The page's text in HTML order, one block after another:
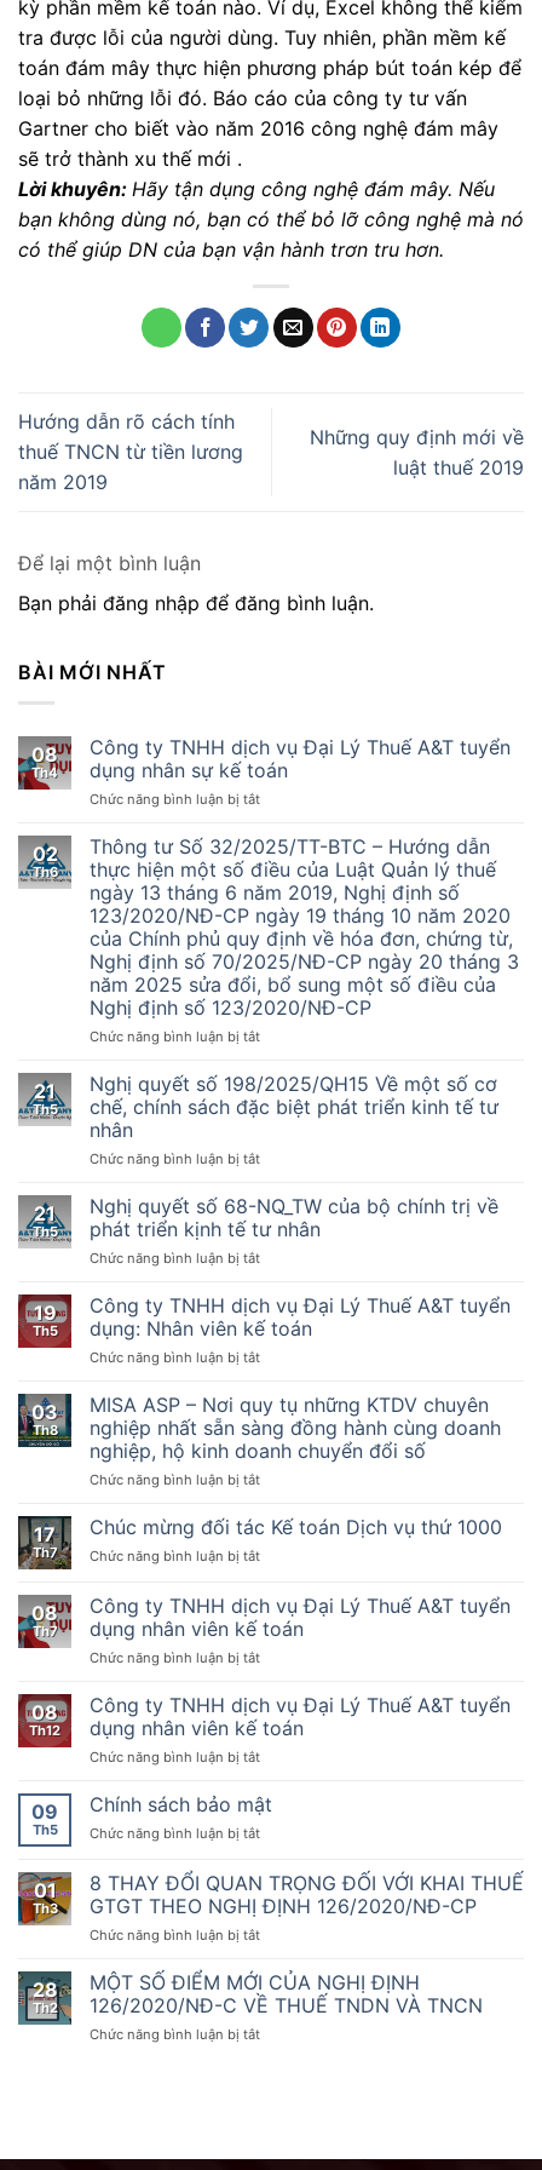
kỳ phần mềm kế toán nào. Ví dụ, Excel không thể kiểm
tra được lỗi của người dùng. Tuy nhiên, phần mềm kế
toán đám mây thực hiện phương pháp bút toán kép để
loại bỏ những lỗi đó. Báo cáo của công ty tư vấn
Gartner cho biết vào năm 2016 công nghệ đám mây
sẽ trở thành xu thế mới .
Lời khuyên: Hãy tận dụng công nghệ đám mây. Nếu
bạn không dùng nó, bạn có thể bỏ lỡ công nghệ mà nó
có thể giúp DN của bạn vận hành trơn tru hơn.
Hướng dẫn rõ cách tính
thuế TNCN từ tiền lương
năm 2019
Những quy định mới về
luật thuế 2019
Để lại một bình luận
Bạn phải đăng nhập để đăng bình luận.
BÀI MỚI NHẤT
08
Th4
Công ty TNHH dịch vụ Đại Lý Thuế A&T tuyển
dụng nhân sự kế toán
Chức năng bình luận bị tắtở
ty
TNHH
dịch
vụ
Đại
Lý
Thuế
A&T
tuyển
nhân
kế
toán
02
Th6
Thông tư Số 32/2025/TT-BTC – Hướng dẫn
thực hiện một số điều của Luật Quản lý thuế
ngày 13 tháng 6 năm 2019, Nghị định số
123/2020/NĐ-CP ngày 19 tháng 10 năm 2020
của Chính phủ quy định về hóa đơn, chứng từ,
Nghị định số 70/2025/NĐ-CP ngày 20 tháng 3
năm 2025 sửa đổi, bổ sung một số điều của
Nghị định số 123/2020/NĐ-CP
Chức năng bình luận bị tắtở
tư
Số
32/2025/TT-
–
dẫn
thực
hiện
một
điều
của
Quản
thuế
ngày
13
6
2019,
123/2020/NĐ-
CP
ngày
10
năm
2020
Chính
phủ
quy
về
hóa
đơn,
chứng
Nghị
định
70/2025/NĐ-
21
Th5
Nghị quyết số 198/2025/QH15 Về một số cơ
chế, chính sách đặc biệt phát triển kinh tế tư
nhân
Chức năng bình luận bị tắtở
quyết
số
198/2025/QH15
Về
số
cơ
chế,
chính
đặc
biệt
phát
kinh
tư
21
Th5
Nghị quyết số 68-NQ_TW của bộ chính trị về
phát triển kịnh tế tư nhân
Chức năng bình luận bị tắtở
quyết
số
68-
NQ_TW
bộ
chính
về
phát
kịnh
tư
19
Th5
Công ty TNHH dịch vụ Đại Lý Thuế A&T tuyển
dụng: Nhân viên kế toán
Chức năng bình luận bị tắtở
TNHH
dịch
vụ
Đại
Thuế
A&T
tuyển
Nhân
viên
toán
03
Th8
MISA ASP – Nơi quy tụ những KTDV chuyên
nghiệp nhất sẵn sàng đồng hành cùng doanh
nghiệp, hộ kinh doanh chuyển đổi số
Chức năng bình luận bị tắtở
ASP
–
Nơi
tụ
những
KTDV
chuyên
nhất
sẵn
đồng
cùng
doanh
kinh
doanh
chuyển
số
17
Th7
Chúc mừng đối tác Kế toán Dịch vụ thứ 1000
Chức năng bình luận bị tắtở
mừng
đối
tác
Kế
Dịch
vụ
thứ
1000
08
Th7
Công ty TNHH dịch vụ Đại Lý Thuế A&T tuyển
dụng nhân viên kế toán
Chức năng bình luận bị tắtở
ty
TNHH
dịch
vụ
Lý
Thuế
A&T
dụng
nhân
kế
08
Th12
Công ty TNHH dịch vụ Đại Lý Thuế A&T tuyển
dụng nhân viên kế toán
Chức năng bình luận bị tắtở
ty
TNHH
dịch
Đại
Lý
Thuế
A&T
dụng
nhân
kế
09
Th5
Chính sách bảo mật
Chức năng bình luận bị tắtở
sách
bảo
mật
01
Th3
8 THAY ĐỔI QUAN TRỌNG ĐỐI VỚI KHAI THUẾ
GTGT THEO NGHỊ ĐỊNH 126/2020/NĐ-CP
Chức năng bình luận bị tắtở
THAY
ĐỔI
QUAN
TRỌNG
THEO
28
Th2
MỘT SỐ ĐIỂM MỚI CỦA NGHỊ ĐỊNH
126/2020/NĐ-C VỀ THUẾ TNDN VÀ TNCN
Chức năng bình luận bị tắtở
NGHỊ